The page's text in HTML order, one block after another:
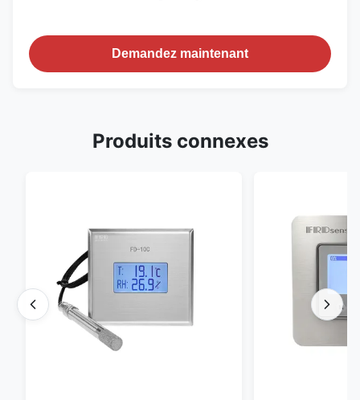
Demandez maintenant
Produits connexes